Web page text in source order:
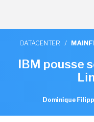
DATACENTER /
IBM pousse
Dominique